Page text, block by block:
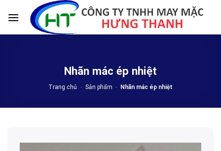
Nhãn mác ép nhiệt
Trang chủ - Sản phẩm - Nhãn mác ép nhiệt